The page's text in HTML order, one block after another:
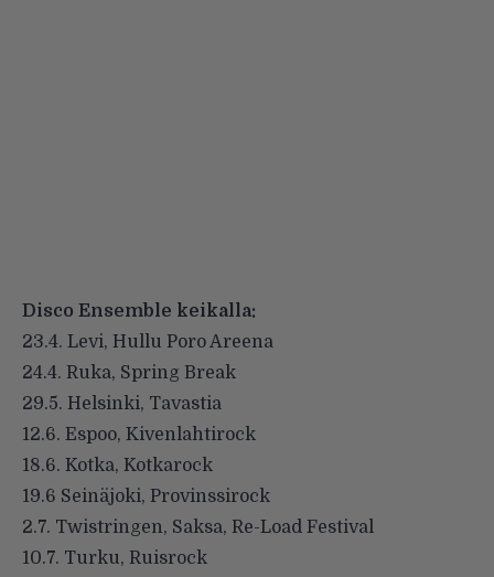
Disco Ensemble keikalla:
23.4. Levi, Hullu Poro Areena
24.4. Ruka, Spring Break
29.5. Helsinki, Tavastia
12.6. Espoo, Kivenlahtirock
18.6. Kotka, Kotkarock
19.6 Seinäjoki, Provinssirock
2.7. Twistringen, Saksa, Re-Load Festival
10.7. Turku, Ruisrock